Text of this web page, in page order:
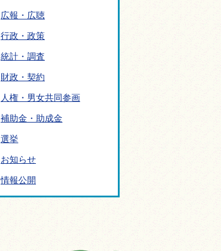
広報・広聴
行政・政策
統計・調査
財政・契約
人権・男女共同参画
補助金・助成金
選挙
お知らせ
情報公開